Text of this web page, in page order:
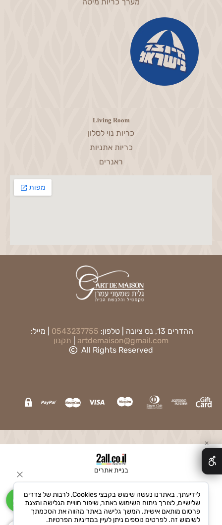
Living Room
כריות נוי לסלון
כריות אתניות
ראנרים
ההדרים 13, נס ציונה | טלפון: 0543237755 | מייל:
artdemaison@gmail.com
תקנון
All Rights Reserved
בניית אתרים
✕
לידיעתך, באתרנו נעשה שימוש בקבצי Cookies, לרבות של צדדים
שלישיים, לצורך ניתוח השימוש באתר, שיפור חוויית הגלישה והצגת
פרסום מותאם אישית. המשך גלישה באתר מהווה את הסכמתך
לשימוש זה. לפרטים נוספים ניתן לעיין במדיניות הפרטיות.